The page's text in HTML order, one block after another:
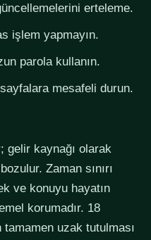
erteleme.
işlem yapmayın.
parola kullanın.
mesafeli durun.
gelir kaynağı olarak
Zaman sınırı
ve konuyu hayatın
korumadır. 18
uzak tutulması